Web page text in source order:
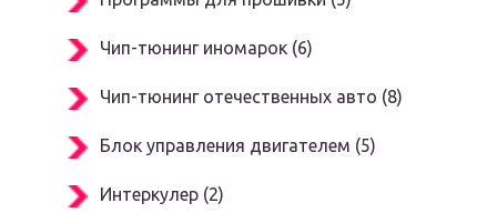
Чип-тюнинг иномарок (6)
Чип-тюнинг отечественных авто (8)
Блок управления двигателем (5)
Интеркулер (2)